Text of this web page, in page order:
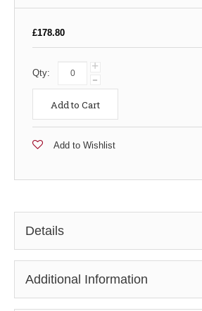
£178.80
Qty: +
-
Add to Cart
Add to Wishlist
Details
Additional Information